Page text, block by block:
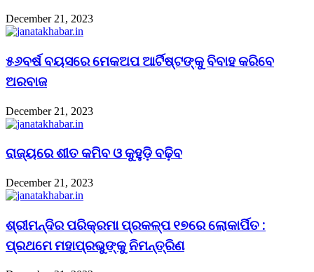
December 21, 2023
୫୬ବର୍ଷ ବୟସରେ ମେକଅପ ଆର୍ଟିଷ୍ଟଙ୍କୁ ବିବାହ କରିବେ
ଅରବାଜ
December 21, 2023
ରାଜ୍ୟରେ ଶୀତ କମିବ ଓ କୁହୁଡ଼ି ବଢ଼ିବ
December 21, 2023
ଶ୍ରୀମନ୍ଦିର ପରିକ୍ରମା ପ୍ରକଳ୍ପ ୧୭ରେ ଲୋକାର୍ପିତ :
ପ୍ରଥମେ ମହାପ୍ରଭୁଙ୍କୁ ନିମନ୍ତ୍ରିଣ